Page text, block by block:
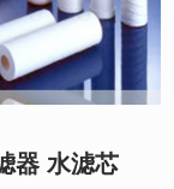
器 水滤芯